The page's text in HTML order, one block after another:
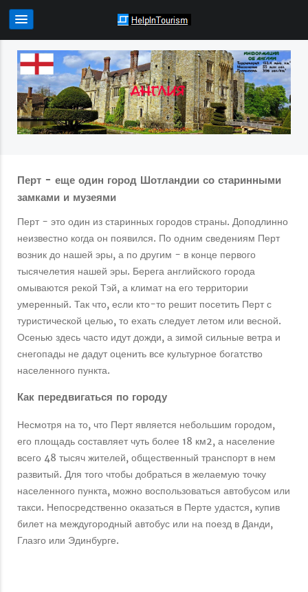
Перт - еще один город Шотландии со старинными
замками и музеями
Перт - это один из старинных городов страны. Доподлинно
неизвестно когда он появился. По одним сведениям Перт
возник до нашей эры, а по другим - в конце первого
тысячелетия нашей эры. Берега английского города
омываются рекой Тэй, а климат на его территории
умеренный. Так что, если кто-то решит посетить Перт с
туристической целью, то ехать следует летом или весной.
Осенью здесь часто идут дожди, а зимой сильные ветра и
снегопады не дадут оценить все культурное богатство
населенного пункта.
Как передвигаться по городу
Несмотря на то, что Перт является небольшим городом,
его площадь составляет чуть более 18 км2, а население
всего 48 тысяч жителей, общественный транспорт в нем
развитый. Для того чтобы добраться в желаемую точку
населенного пункта, можно воспользоваться автобусом или
такси. Непосредственно оказаться в Перте удастся, купив
билет на междугородный автобус или на поезд в Данди,
Глазго или Эдинбурге.